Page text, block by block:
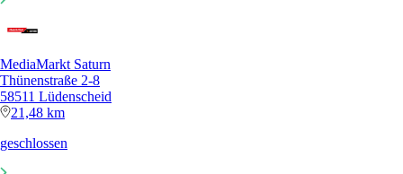
MediaMarkt Saturn
Thünenstraße 2-8
58511 Lüdenscheid
21,48 km
geschlossen